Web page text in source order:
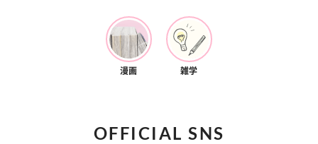
漫画 雑学
OFFICIAL SNS